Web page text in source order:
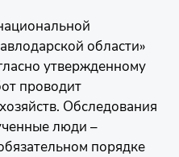
области»
утвержденному
проводит
Обследования
люди –
порядке